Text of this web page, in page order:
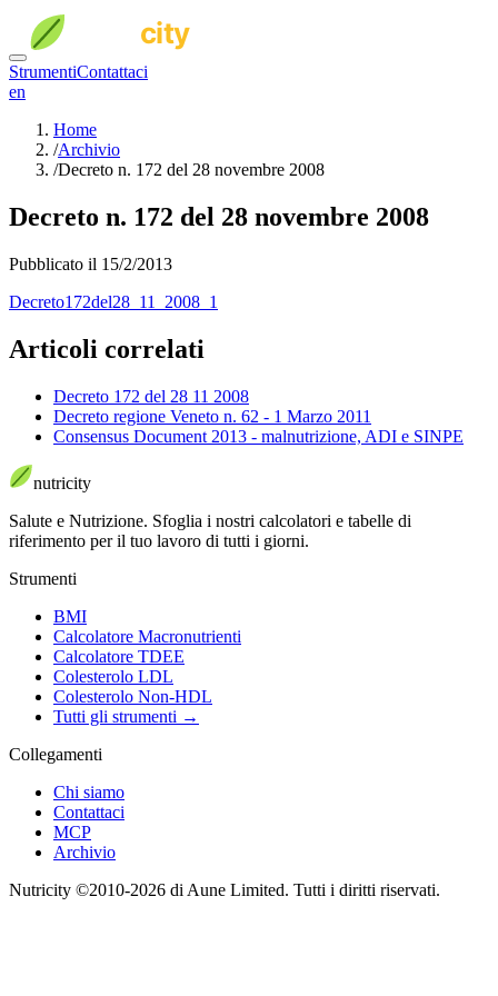
StrumentiContattaci
en
Home
/Archivio
/Decreto n. 172 del 28 novembre 2008
Decreto n. 172 del 28 novembre 2008
Pubblicato il 15/2/2013
Decreto172del28_11_2008_1
Articoli correlati
Decreto 172 del 28 11 2008
Decreto regione Veneto n. 62 - 1 Marzo 2011
Consensus Document 2013 - malnutrizione, ADI e SINPE
nutricity
Salute e Nutrizione. Sfoglia i nostri calcolatori e tabelle di
riferimento per il tuo lavoro di tutti i giorni.
Strumenti
BMI
Calcolatore Macronutrienti
Calcolatore TDEE
Colesterolo LDL
Colesterolo Non-HDL
Tutti gli strumenti →
Collegamenti
Chi siamo
Contattaci
MCP
Archivio
Nutricity ©2010-2026 di Aune Limited. Tutti i diritti riservati.